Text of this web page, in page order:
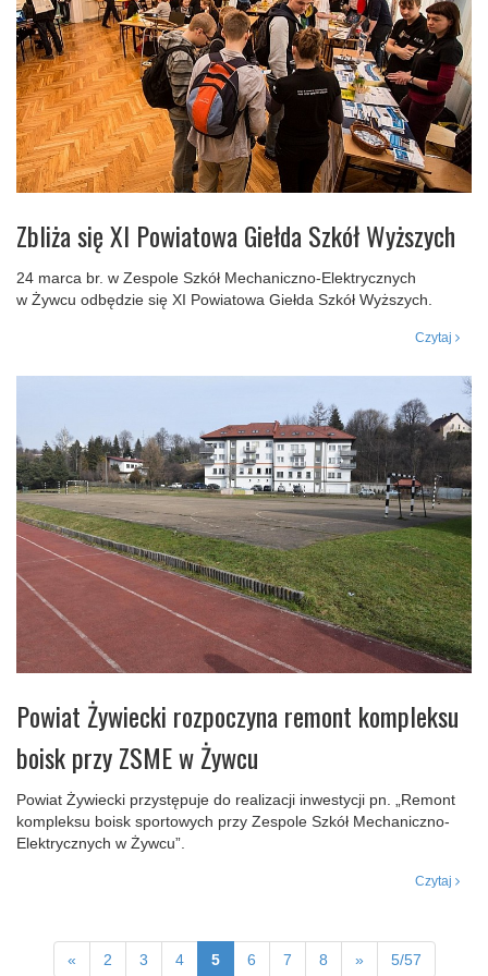
Zbliża się XI Powiatowa Giełda Szkół Wyższych
24 marca br. w Zespole Szkół Mechaniczno-Elektrycznych
w Żywcu odbędzie się XI Powiatowa Giełda Szkół Wyższych.
Czytaj
Powiat Żywiecki rozpoczyna remont kompleksu
boisk przy ZSME w Żywcu
Powiat Żywiecki przystępuje do realizacji inwestycji pn. „Remont
kompleksu boisk sportowych przy Zespole Szkół Mechaniczno-
Elektrycznych w Żywcu”.
Czytaj
« 2 3 4 5 6 7 8 » 5/57